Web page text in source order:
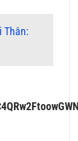
Thân: